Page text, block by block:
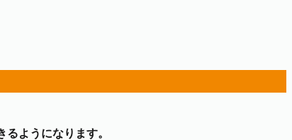
ようになります。